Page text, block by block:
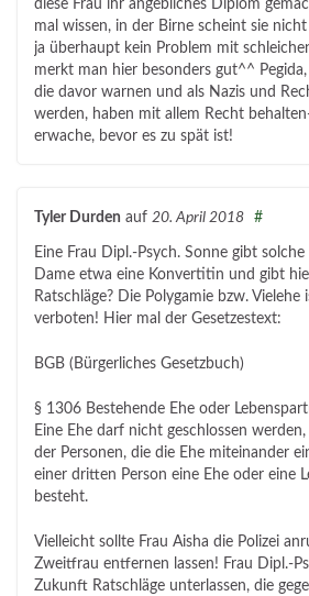
diese Frau ihr angebliches Diplom
mal wissen, in der Birne scheint sie
ja überhaupt kein Problem mit
merkt man hier besonders gut^^
die davor warnen und als Nazis und
werden, haben mit allem Recht
erwache, bevor es zu spät ist!
Tyler Durden auf 20. April 2018 #
Eine Frau Dipl.-Psych. Sonne gibt
Dame etwa eine Konvertitin und gibt
Ratschläge? Die Polygamie bzw.
verboten! Hier mal der Gesetzestext:
BGB (Bürgerliches Gesetzbuch)
§ 1306 Bestehende Ehe oder
Eine Ehe darf nicht geschlossen
der Personen, die die Ehe miteinander
einer dritten Person eine Ehe oder eine
besteht.
Vielleicht sollte Frau Aisha die Polizei
Zweitfrau entfernen lassen! Frau Dipl.-
Zukunft Ratschläge unterlassen, die